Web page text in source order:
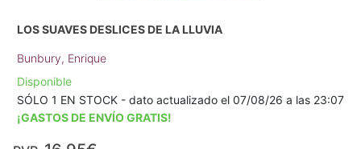
LOS SUAVES DESLICES DE LA LLUVIA
Bunbury, Enrique
Disponible
SÓLO 1 EN STOCK - dato actualizado el 07/08/26 a las 23:07
¡GASTOS DE ENVÍO GRATIS!